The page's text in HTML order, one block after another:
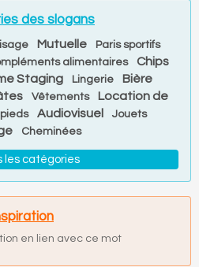
des slogans
Mutuelle Paris sportifs
alimentaires Chips
Staging Lingerie Bière
Vêtements
Location de
Audiovisuel Jouets
Cheminées
les catégories
en lien avec ce mot